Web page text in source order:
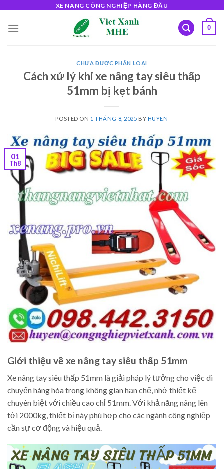
content
XE NÂNG CÔNG NGHIỆP HÀNG ĐẦU
0
CHƯA ĐƯỢC PHÂN LOẠI
Cách xử lý khi xe nâng tay siêu thấp
51mm bị kẹt bánh
POSTED ON 1 THÁNG 8, 2025 BY HUYEN
01
Th8
Giới thiệu về xe nâng tay siêu thấp 51mm
Xe nâng tay siêu thấp 51mm là giải pháp lý tưởng cho việc di
chuyển hàng hóa trong không gian hạn chế, nhờ thiết kế
chuyên biệt với chiều cao chỉ 51mm. Với khả năng nâng lên
tới 2000kg, thiết bị này phù hợp cho các ngành công nghiệp
cần sự cơ động và hiệu quả.